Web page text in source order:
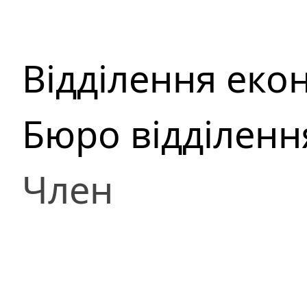
Відділення
Бюро
Член